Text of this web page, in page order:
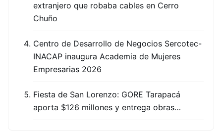
extranjero que robaba cables en Cerro
Chuño
Centro de Desarrollo de Negocios Sercotec-
INACAP inaugura Academia de Mujeres
Empresarias 2026
Fiesta de San Lorenzo: GORE Tarapacá
aporta $126 millones y entrega obras…